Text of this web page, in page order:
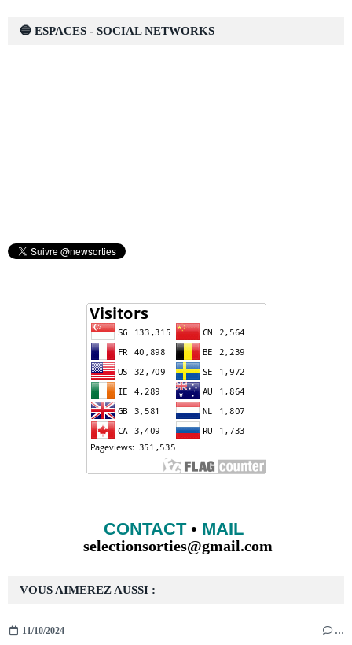
VOUS AIMEREZ AUSSI :
11/10/2024 …
🔵 ESPACES - SOCIAL NETWORKS
CONTACT• MAIL
selectionsorties@gmail.com